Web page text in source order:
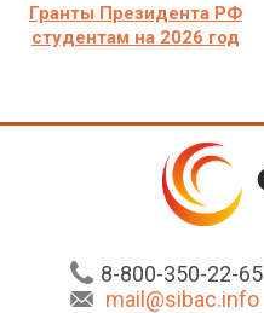
Гранты Президента РФ
студентам на 2026 год
8-800-350-22-65
mail@sibac.info